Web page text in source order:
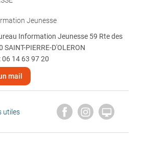
Jeunesse
Information Jeunesse 59 Rte des
SAINT-PIERRE-D'OLERON
06 14 63 97 20
mail
utiles 